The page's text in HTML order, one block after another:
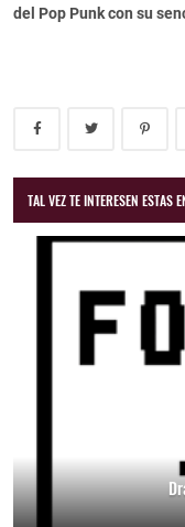
del Pop Punk con su
TAL VEZ TE INTERESEN ESTAS